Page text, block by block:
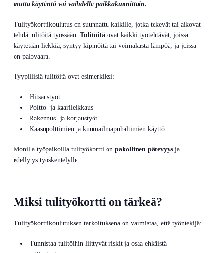
mutta käytäntö voi vaihdella paikkakunnittain.
Tulityökorttikoulutus on suunnattu kaikille, jotka tekevät tai aikovat
tehdä tulitöitä työssään. Tulitöitä ovat kaikki työtehtävät, joissa
käytetään liekkiä, syntyy kipinöitä tai voimakasta lämpöä, ja joissa
on palovaara.
Tyypillisiä tulitöitä ovat esimerkiksi:
Hitsaustyöt
Poltto- ja kaarileikkaus
Rakennus- ja korjaustyöt
Kaasupolttimien ja kuumailmapuhaltimien käyttö
Monilla työpaikoilla tulityökortti on pakollinen pätevyys ja
edellytys työskentelylle.
Miksi tulityökortti on tärkeä?
Tulityökorttikoulutuksen tarkoituksena on varmistaa, että työntekijä:
Tunnistaa tulitöihin liittyvät riskit ja osaa ehkäistä